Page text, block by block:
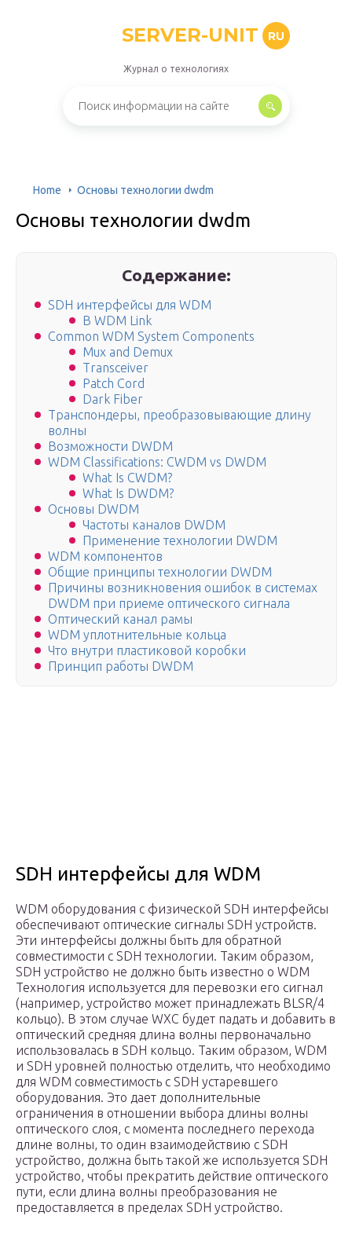
SERVER-UNIT RU
Журнал о технологиях
Home Основы технологии dwdm
Основы технологии dwdm
Содержание:
SDH интерфейсы для WDM
В WDM Link
Common WDM System Components
Mux and Demux
Transceiver
Patch Cord
Dark Fiber
Транспондеры, преобразовывающие длину
волны
Возможности DWDM
WDM Classifications: CWDM vs DWDM
What Is CWDM?
What Is DWDM?
Основы DWDM
Частоты каналов DWDM
Применение технологии DWDM
WDM компонентов
Общие принципы технологии DWDM
Причины возникновения ошибок в системах
DWDM при приеме оптического сигнала
Оптический канал рамы
WDM уплотнительные кольца
Что внутри пластиковой коробки
Принцип работы DWDM
SDH интерфейсы для WDM
WDM оборудования с физической SDH интерфейсы
обеспечивают оптические сигналы SDH устройств.
Эти интерфейсы должны быть для обратной
совместимости с SDH технологии. Таким образом,
SDH устройство не должно быть известно о WDM
Технология используется для перевозки его сигнал
(например, устройство может принадлежать BLSR/4
кольцо). В этом случае WXC будет падать и добавить в
оптический средняя длина волны первоначально
использовалась в SDH кольцо. Таким образом, WDM
и SDH уровней полностью отделить, что необходимо
для WDM совместимость с SDH устаревшего
оборудования. Это дает дополнительные
ограничения в отношении выбора длины волны
оптического слоя, с момента последнего перехода
длине волны, то один взаимодействию с SDH
устройство, должна быть такой же используется SDH
устройство, чтобы прекратить действие оптического
пути, если длина волны преобразования не
предоставляется в пределах SDH устройство.